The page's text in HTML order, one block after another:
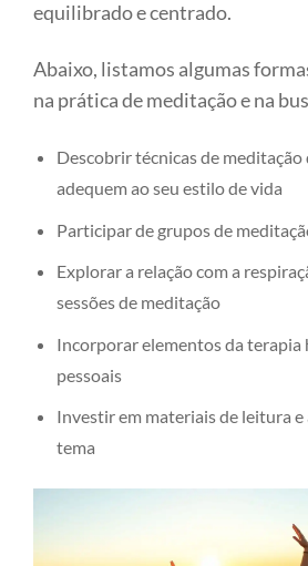
equilibrado e centrado.
Abaixo, listamos algumas
na prática de meditação e na
Descobrir técnicas de meditação
adequem ao seu estilo de vida
Participar de grupos de
Explorar a relação com a
sessões de meditação
Incorporar elementos da terapia
pessoais
Investir em materiais de leitura
tema